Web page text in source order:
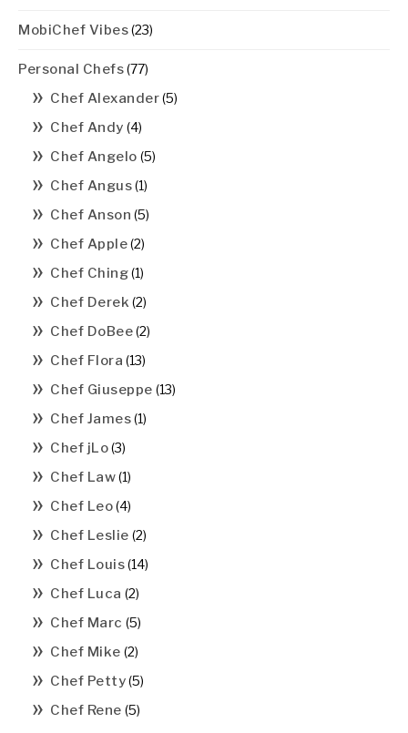
MobiChef Vibes(23)
Personal Chefs(77)
Chef Alexander(5)
Chef Andy (4)
Chef Angelo (5)
Chef Angus(1)
Chef Anson (5)
Chef Apple(2)
Chef Ching(1)
Chef Derek (2)
Chef DoBee(2)
Chef Flora (13)
Chef Giuseppe (13)
Chef James(1)
Chef jLo(3)
Chef Law(1)
Chef Leo(4)
Chef Leslie (2)
Chef Louis(14)
Chef Luca (2)
Chef Marc (5)
Chef Mike (2)
Chef Petty(5)
Chef Rene (5)